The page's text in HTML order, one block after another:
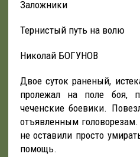
Заложники
Тернистый путь на волю
Николай БОГУНОВ
Двое суток раненый,
пролежал на поле боя,
чеченские боевики.
отъявленным
не оставили просто
помощь.